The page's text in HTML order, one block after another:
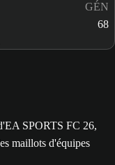
GÉN
68